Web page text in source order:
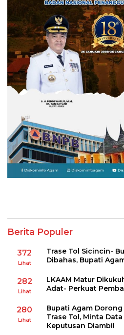
Berita Populer
372
Lihat
Trase Tol Sicincin-
Dibahas, Bupati
282
Lihat
LKAAM Matur
Adat- Perkuat
280
Lihat
Bupati Agam
Trase Tol, Minta
Keputusan Diambil